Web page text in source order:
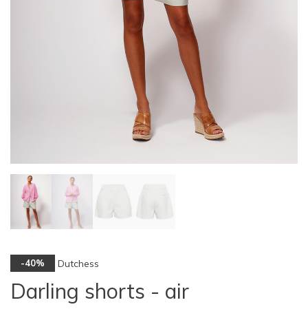
-40% Dutchess
Darling shorts - air